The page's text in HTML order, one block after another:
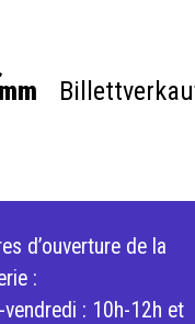
d’ouverture de la
:
vendredi : 10h-12h et